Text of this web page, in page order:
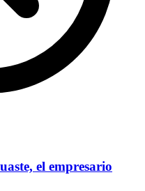
el empresario